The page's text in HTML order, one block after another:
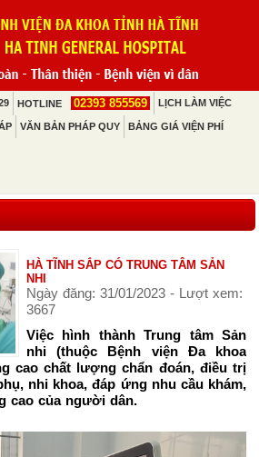
HOTLINE 02393 855569 LỊCH LÀM VIỆC
VĂN BẢN PHÁP QUY BẢNG GIÁ VIỆN PHÍ
HÀ TĨNH SẮP CÓ TRUNG TÂM SẢN
NHI
Ngày đăng: 31/01/2023 - Lượt xem:
3667
Việc hình thành Trung tâm Sản
nhi (thuộc Bệnh viện Đa khoa
cao chất lượng chẩn đoán, điều trị
nhi khoa, đáp ứng nhu cầu khám,
cao của người dân.